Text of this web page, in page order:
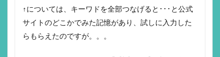
↑については、キーワドを全部つなげると･･･と公式
サイトのどこかでみた記憶があり、試しに入力した
らもらえたのですが。。。